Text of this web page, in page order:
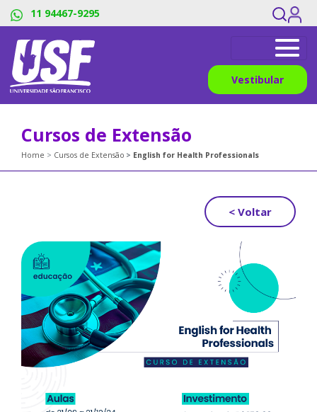
11 94467-9295
Vestibular
Cursos de Extensão
Home Cursos de Extensão English for Health Professionals
< Voltar